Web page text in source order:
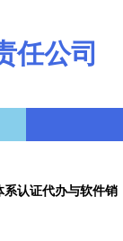
任公司
认证代办与软件销